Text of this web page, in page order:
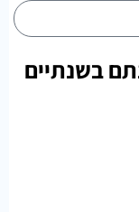
בשנתיים